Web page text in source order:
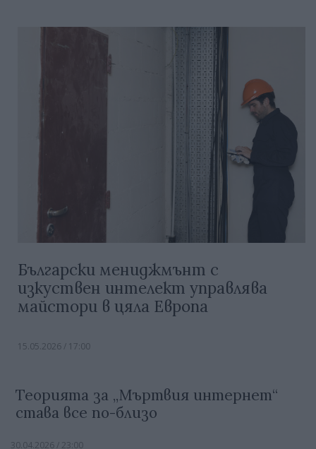
Български мениджмънт с
изкуствен интелект управлява
майстори в цяла Европа
15.05.2026 / 17:00
Теорията за „Мъртвия интернет“
става все по-близо
30.04.2026 / 23:00